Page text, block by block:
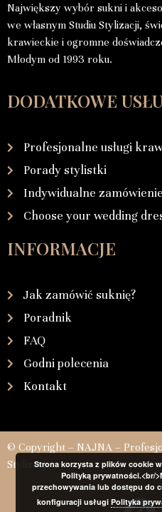
Największy wybór sukni i
we własnym Studiu Stylizacji,
krawieckie i ogromne
Młodym od 1993 roku.
DODATKOWE
Profesjonalne usługi
Porady stylistki
Indywidualne zamówienie
Choose your wedding
INFORMACJE
Jak zamówić suknię?
Poradnik
FAQ
Godni polecenia
Kontakt
© Copyright – NAJNA –
StylizacjiStrona korzysta z plików cookie
Polityką prywatności.<br/
przechowywania lub dostępu do
konfiguracji usługi Polityka